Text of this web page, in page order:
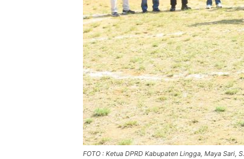
FOTO : Ketua DPRD Kabupaten Lingga, Maya